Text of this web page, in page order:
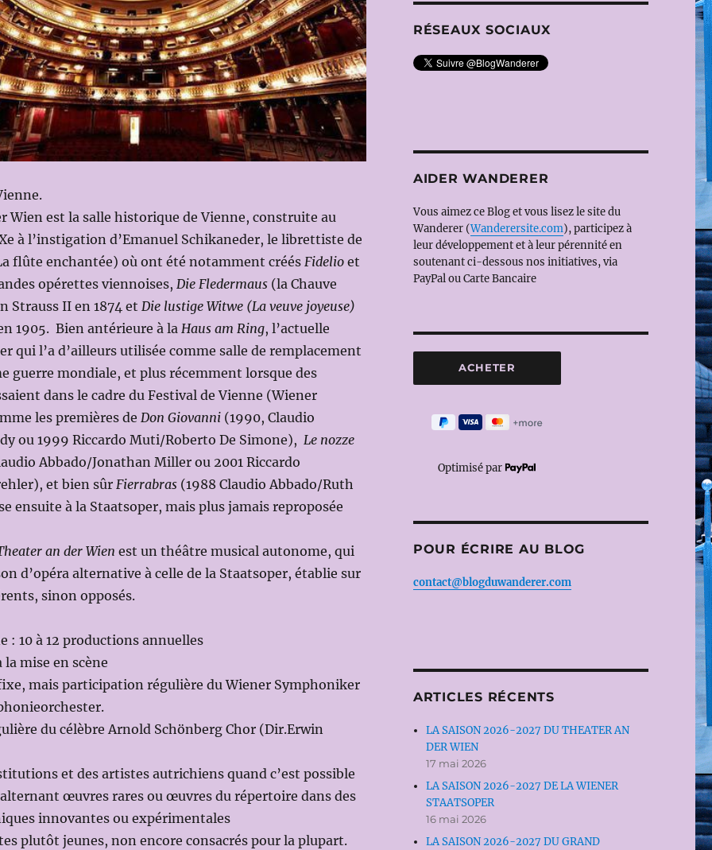
Wien est la salle historique de Vienne, construite au
à l’instigation d’Emanuel Schikaneder, le librettiste de
flûte enchantée) où ont été notamment créés Fidelioet
opérettes viennoises, Die Fledermaus(la Chauve
Strauss II en 1874 et Die lustige Witwe (La veuve joyeuse)
1905. Bien antérieure à la Haus am Ring, l’actuelle
qui l’a d’ailleurs utilisée comme salle de remplacement
guerre mondiale, et plus récemment lorsque des
dans le cadre du Festival de Vienne (Wiener
les premières de Don Giovanni(1990, Claudio
ou 1999 Riccardo Muti/Roberto De Simone), Le nozze
Abbado/Jonathan Miller ou 2001 Riccardo
et bien sûr Fierrabras(1988 Claudio Abbado/Ruth
ensuite à la Staatsoper, mais plus jamais reproposée
an der Wien est un théâtre musical autonome, qui
d’opéra alternative à celle de la Staatsoper, établie sur
sinon opposés.
: 10 à 12 productions annuelles
mise en scène
mais participation régulière du Wiener Symphoniker
du célèbre Arnold Schönberg Chor (Dir.Erwin
et des artistes autrichiens quand c’est possible
œuvres rares ou œuvres du répertoire dans des
innovantes ou expérimentales
plutôt jeunes, non encore consacrés pour la plupart.
RÉSEAUX SOCIAUX
AIDER WANDERER
Vous aimez ce Blog et vous lisez le site du
Wanderer (Wanderersite.com), participez à
leur développement et à leur pérennité en
soutenant ci-dessous nos initiatives, via
PayPal ou Carte Bancaire
Optimisé par
POUR ÉCRIRE AU BLOG
contact@blogduwanderer.com
ARTICLES RÉCENTS
LA SAISON 2026-2027 DU THEATER AN
DER WIEN
17 mai 2026
LA SAISON 2026-2027 DE LA WIENER
STAATSOPER
16 mai 2026
LA SAISON 2026-2027 DU GRAND